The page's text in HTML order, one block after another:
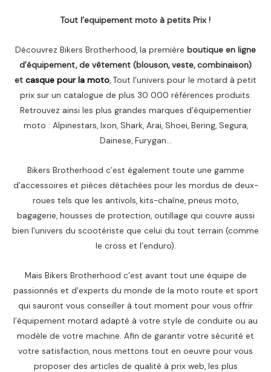
Tout l’equipement moto à petits Prix !
Découvrez Bikers Brotherhood, la première boutique en ligne
d’équipement, de vêtement (blouson, veste, combinaison)
et casque pour la moto, Tout l’univers pour le motard à petit
prix sur un catalogue de plus 30 000 références produits.
Retrouvez ainsi les plus grandes marques d’équipementier
moto : Alpinestars, Ixon, Shark, Arai, Shoei, Bering, Segura,
Dainese, Furygan…
Bikers Brotherhood c’est également toute une gamme
d’accessoires et pièces détachées pour les mordus de deux-
roues tels que les antivols, kits-chaîne, pneus moto,
bagagerie, housses de protection, outillage qui couvre aussi
bien l’univers du scootériste que celui du tout terrain (comme
le cross et l’enduro).
Mais Bikers Brotherhood c’est avant tout une équipe de
passionnés et d’experts du monde de la moto route et sport
qui sauront vous conseiller à tout moment pour vous offrir
l’équipement motard adapté à votre style de conduite ou au
modèle de votre machine. Afin de garantir votre sécurité et
votre satisfaction, nous mettons tout en oeuvre pour vous
proposer des articles de qualité à prix web, les plus